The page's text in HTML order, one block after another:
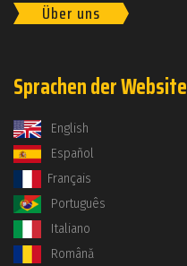
Über uns
Sprachen der Website
English
Español
Français
Português
Italiano
Română